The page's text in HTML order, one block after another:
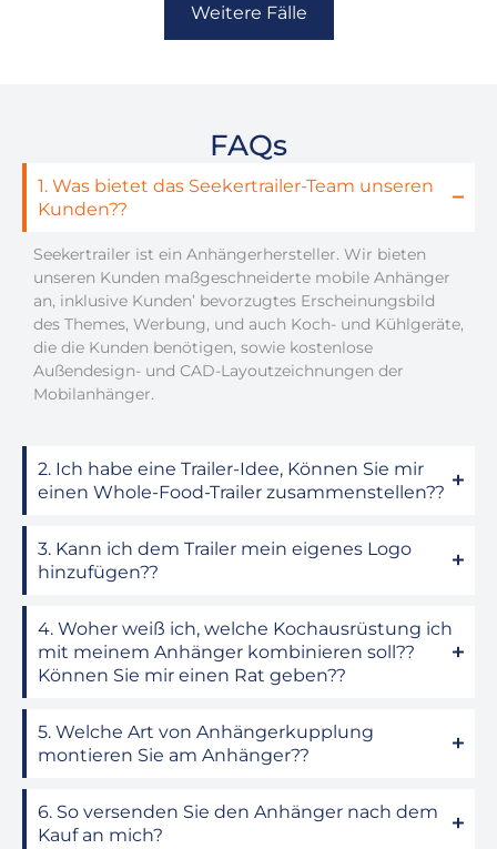
Weitere Fälle
FAQs
1. Was bietet das Seekertrailer-Team unseren
Kunden??
Seekertrailer ist ein Anhängerhersteller. Wir bieten
unseren Kunden maßgeschneiderte mobile Anhänger
an, inklusive Kunden’ bevorzugtes Erscheinungsbild
des Themes, Werbung, und auch Koch- und Kühlgeräte,
die die Kunden benötigen, sowie kostenlose
Außendesign- und CAD-Layoutzeichnungen der
Mobilanhänger.
2. Ich habe eine Trailer-Idee, Können Sie mir
einen Whole-Food-Trailer zusammenstellen??
3. Kann ich dem Trailer mein eigenes Logo
hinzufügen??
4. Woher weiß ich, welche Kochausrüstung ich
mit meinem Anhänger kombinieren soll??
Können Sie mir einen Rat geben??
5. Welche Art von Anhängerkupplung
montieren Sie am Anhänger??
6. So versenden Sie den Anhänger nach dem
Kauf an mich?